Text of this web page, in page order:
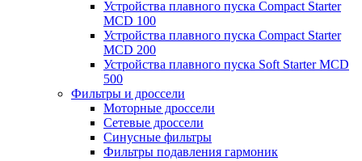
Устройства плавного пуска Compact Starter
MCD 100
Устройства плавного пуска Compact Starter
MCD 200
Устройства плавного пуска Soft Starter MCD
500
Фильтры и дроссели
Моторные дроссели
Сетевые дроссели
Синусные фильтры
Фильтры подавления гармоник